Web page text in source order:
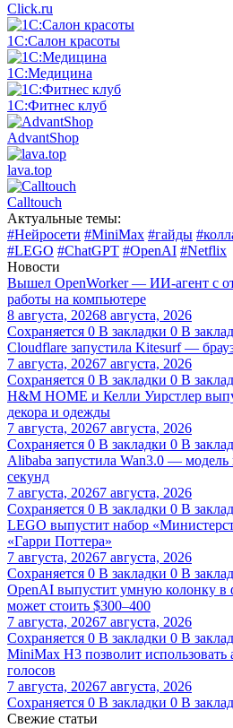
Click.ru
1С:Салон красоты
1С:Медицина
1С:Фитнес клуб
AdvantShop
lava.top
Calltouch
Актуальные темы:
#Нейросети #MiniMax #гайды
#LEGO #ChatGPT #OpenAI #Netflix
Новости
Вышел OpenWorker — ИИ-агент с
работы на компьютере
8 августа, 20268 августа, 2026
Сохраняется 0 В закладки 0 В
Cloudflare запустила Kitesurf —
7 августа, 20267 августа, 2026
Сохраняется 0 В закладки 0 В
H&M HOME и Келли Уирстлер
декора и одежды
7 августа, 20267 августа, 2026
Сохраняется 0 В закладки 0 В
Alibaba запустила Wan3.0 — модель
секунд
7 августа, 20267 августа, 2026
Сохраняется 0 В закладки 0 В
LEGO выпустит набор
«Гарри Поттера»
7 августа, 20267 августа, 2026
Сохраняется 0 В закладки 0 В
OpenAI выпустит умную колонку
может стоить $300–400
7 августа, 20267 августа, 2026
Сохраняется 0 В закладки 0 В
MiniMax H3 позволит использовать
голосов
7 августа, 20267 августа, 2026
Сохраняется 0 В закладки 0 В
Свежие статьи